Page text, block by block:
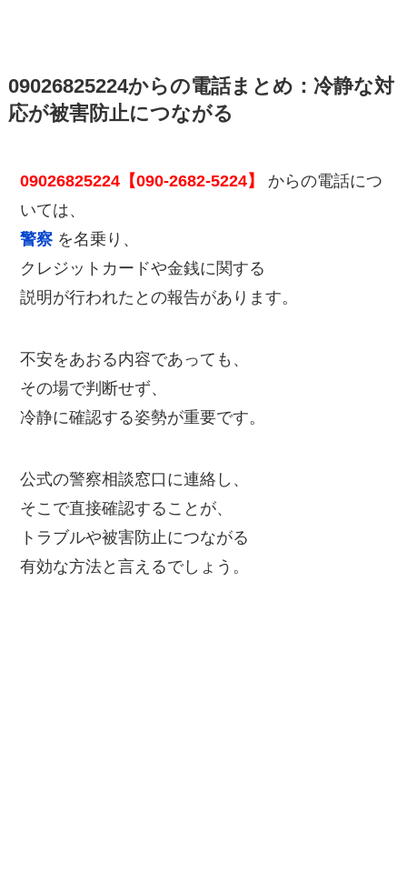
09026825224からの電話まとめ：冷静な対
応が被害防止につながる
09026825224【090-2682-5224】
からの電話につ
いては、
警察 を名乗り、
クレジットカードや金銭に関する
説明が行われたとの報告があります。
不安をあおる内容であっても、
その場で判断せず、
冷静に確認する姿勢が重要です。
公式の警察相談窓口に連絡し、
そこで直接確認することが、
トラブルや被害防止につながる
有効な方法と言えるでしょう。